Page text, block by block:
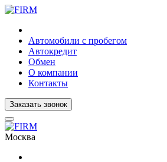
Автомобили с пробегом
Автокредит
Обмен
О компании
Контакты
Заказать звонок
Москва